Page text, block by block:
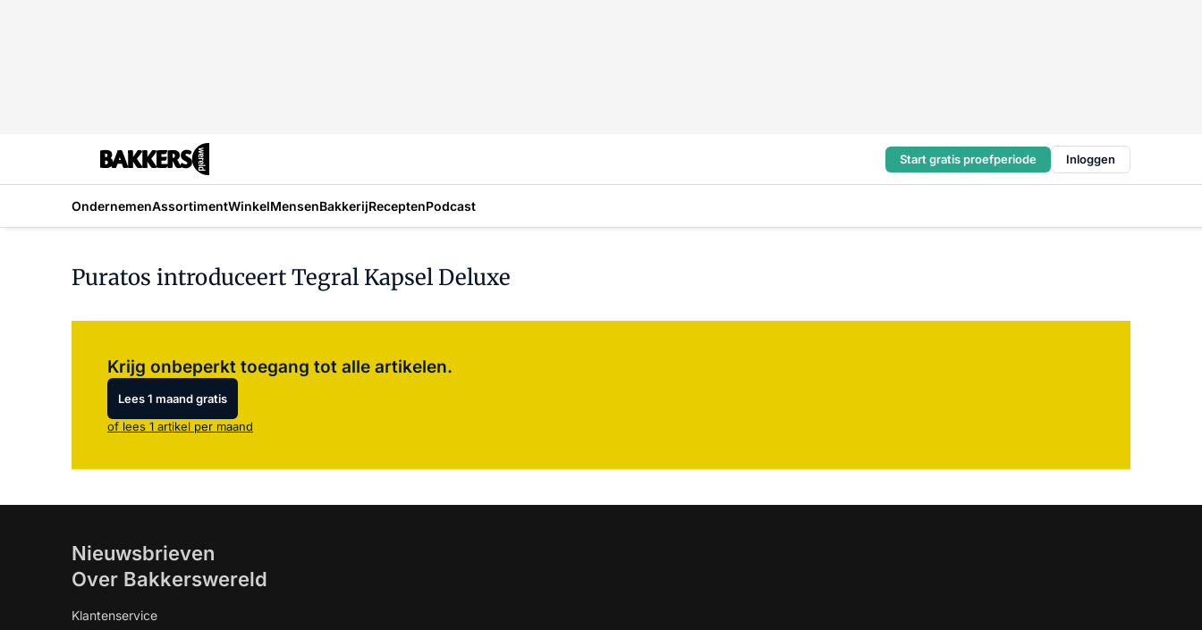
Start gratis proefperiode Inloggen
OndernemenAssortimentWinkelMensenBakkerijReceptenPodcast
Puratos introduceert Tegral Kapsel Deluxe
Krijg onbeperkt toegang tot alle artikelen.
Lees 1 maand gratis
of lees 1 artikel per maand
Nieuwsbrieven
Over Bakkerswereld
Klantenservice